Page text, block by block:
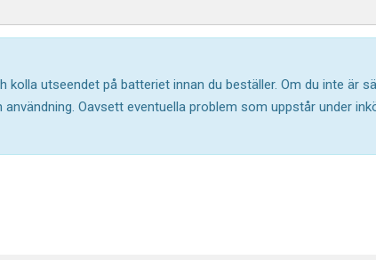
utseendet på batteriet innan du beställer. Om du inte är
Oavsett eventuella problem som uppstår under